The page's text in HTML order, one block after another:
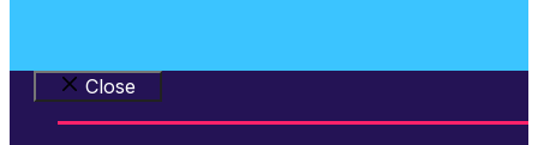
Close